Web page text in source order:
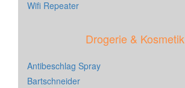
Wifi Repeater
Drogerie & Kosmetik
Antibeschlag Spray
Bartschneider